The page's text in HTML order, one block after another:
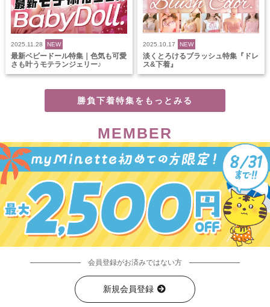
2025.11.28 NEW
最新ベビードール特集｜色気も可愛
さも叶うモテランジェリー♪
2025.10.17 NEW
淡くとろけるブラッシュ特集『ドレ
ス&下着』
勝負下着特集をもっとみる
MEMBER
会員登録がお済みではない方
新規会員登録